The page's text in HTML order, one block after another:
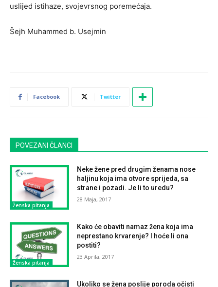
uslijed istihaze, svojevrsnog poremećaja.
Šejh Muhammed b. Usejmin
Facebook Twitter
POVEZANI ČLANCI
Ženska pitanja
Neke žene pred drugim ženama nose
haljinu koja ima otvore sprijeda, sa
strane i pozadi. Je li to uredu?
28 Maja, 2017
Ženska pitanja
Kako će obaviti namaz žena koja ima
neprestano krvarenje? I hoće li ona
postiti?
23 Aprila, 2017
Ukoliko se žena poslije poroda očisti